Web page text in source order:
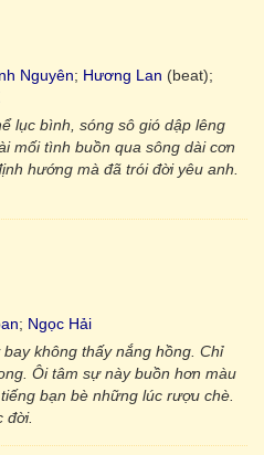
Nguyên; Hương Lan (beat);
lục bình, sóng sô gió dập lêng
mối tình buồn qua sông dài cơn
hướng mà đã trói đời yêu anh.
; Ngọc Hải
không thấy nắng hồng. Chỉ
Ôi tâm sự này buồn hơn màu
bạn bè những lúc rượu chè.
đời.